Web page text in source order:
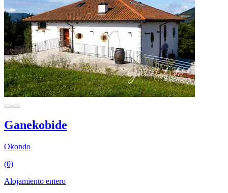
Ganekobide
Okondo
(0)
Alojamiento entero